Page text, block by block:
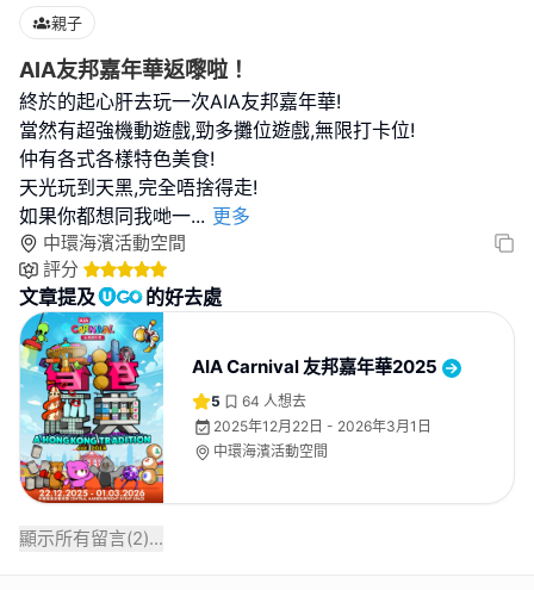
親子
AIA友邦嘉年華返嚟啦！
終於的起心肝去玩一次AIA友邦嘉年華!
當然有超強機動遊戲,勁多攤位遊戲,無限打卡位!
仲有各式各樣特色美食!
天光玩到天黑,完全唔捨得走!
如果你都想同我哋一... 更多
中環海濱活動空間
評分
文章提及 的好去處
AIA Carnival 友邦嘉年華2025
5 64 人想去
2025年12月22日 - 2026年3月1日
中環海濱活動空間
顯示所有留言(2)...